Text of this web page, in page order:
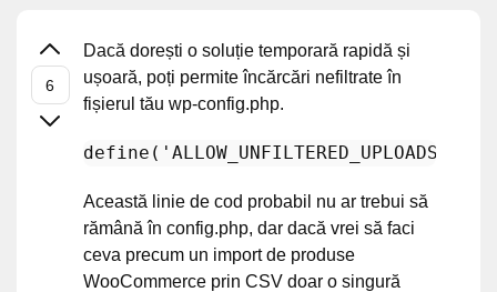
Dacă dorești o soluție temporară rapidă și
ușoară, poți permite încărcări nefiltrate în
fișierul tău wp-config.php.
define ( 'ALLOW_UNFILTERED_UPLOADS'
Această linie de cod probabil nu ar trebui să
rămână în config.php, dar dacă vrei să faci
ceva precum un import de produse
WooCommerce prin CSV doar o singură